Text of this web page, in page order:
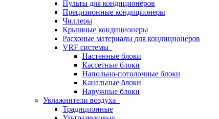
Пульты для кондиционеров
Прецизионные кондиционеры
Чиллеры
Крышные кондиционеры
Расхоные материалы для кондиционеров
VRF системы
Настенные блоки
Кассетные блоки
Напольно-потолочные блоки
Канальные блоки
Наружные блоки
Увлажнители воздуха
Традиционные